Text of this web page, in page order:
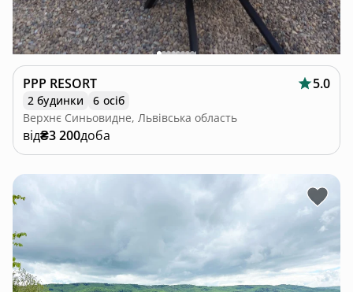
PPP RESORT 5.0
2 будинки
6 осіб
Верхнє Синьовидне, Львівська область
від₴3 200доба